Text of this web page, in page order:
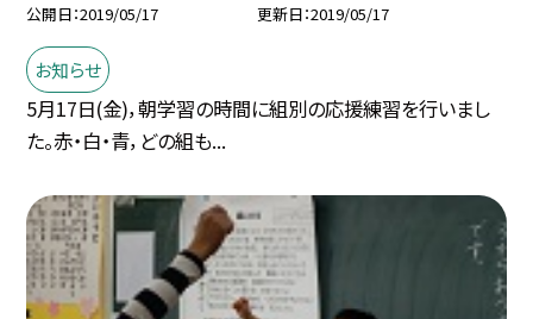
公開日 2019/05/17 更新日 2019/05/17
お知らせ
5月17日(金)，朝学習の時間に組別の応援練習を行いまし
た。赤・白・青，どの組も...